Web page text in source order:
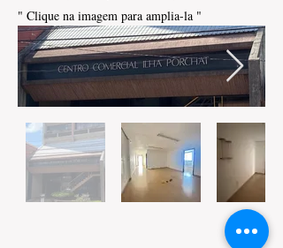
" Clique na imagem para amplia-la "